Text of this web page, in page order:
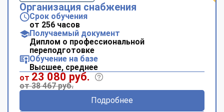
Организация снабжения
Срок обучения
от 256 часов
Получаемый документ
Диплом о профессиональной
переподготовке
Обучение на базе
Высшее, среднее
от 23 080 руб.
от 38 467 руб.
Подробнее